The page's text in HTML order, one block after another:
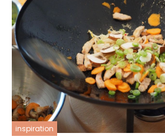
inspiration